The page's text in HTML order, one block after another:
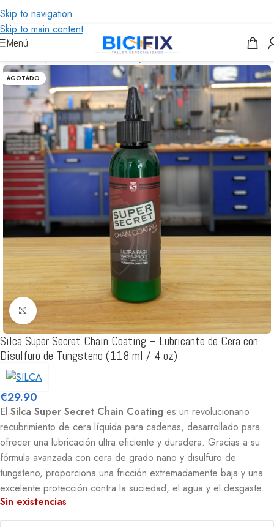
Skip to navigation
Skip to main content
Menú
Lubricantes y Mantenimiento
AGOTADO
Clic para ampliar
Silca Super Secret Chain Coating – Lubricante de Cera con
Disulfuro de Tungsteno (118 ml / 4 oz)
€29.90
El Silca Super Secret Chain Coating es un revolucionario
recubrimiento de cera líquida para cadenas, desarrollado para
ofrecer una lubricación ultra eficiente y duradera. Gracias a su
fórmula avanzada con cera de grado nano y disulfuro de
tungsteno, proporciona una fricción extremadamente baja y una
excelente protección contra la suciedad, el agua y el desgaste.
Sin existencias